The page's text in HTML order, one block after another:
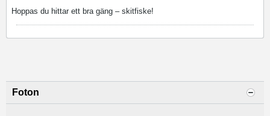
Hoppas du hittar ett bra gäng – skitfiske!
Foton